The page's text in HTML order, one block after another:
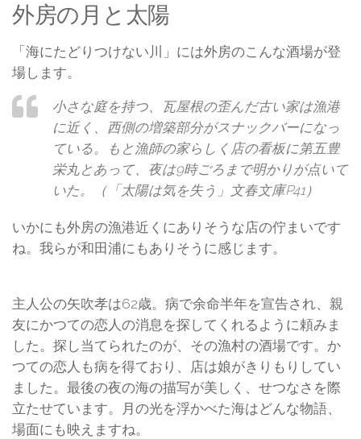
外房の月と太陽
「海にたどりつけない川」には外房のこんな酒場が登
場します。
小さな庭を持つ、瓦屋根の歪んだ古い家は漁港
に近く、西側の増築部分がスナックバーになっ
ている。もと漁師の家らしく店の看板に第五豊
栄丸とあって、夜は9時ごろまで明かりが点いて
いた。（「太陽は気を失う」文春文庫P41）
いかにも外房の漁港近くにありそうな店の佇まいです
ね。我らが和田浦にもありそうに感じます。
主人公の矢吹孝は62歳。病で余命半年を宣告され、親
友にかつての恋人の消息を探してくれるように頼みま
した。探し当てられたのが、その漁村の酒場です。か
つての恋人も病を得ており、店は娘がきりもりしてい
ました。最後の夜の海の描写が美しく、せつなさを際
立たせています。月の光を浮かべた海はどんな物語、
場面にも映えますね。